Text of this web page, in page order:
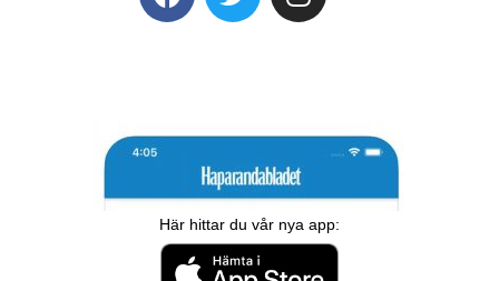
Här hittar du vår nya app: